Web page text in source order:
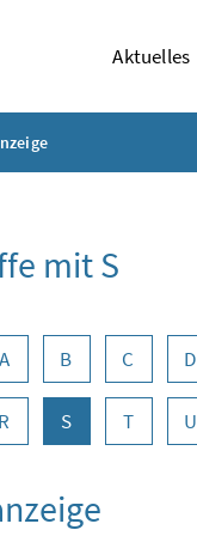
Aktuelles
mit S
A B C D
R S T U